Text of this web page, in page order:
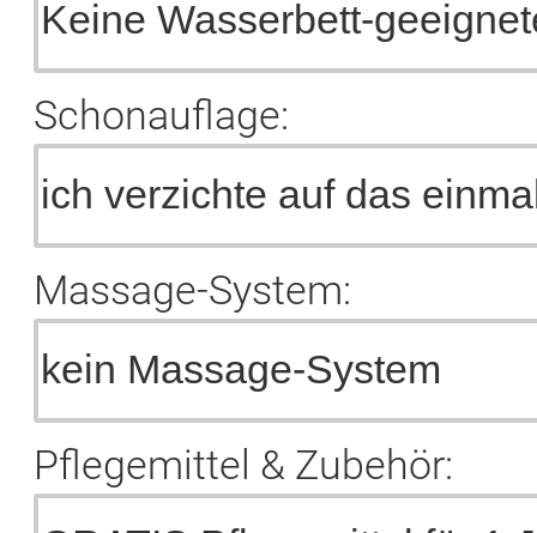
Schonauflage:
Massage-System:
Pflegemittel & Zubehör: